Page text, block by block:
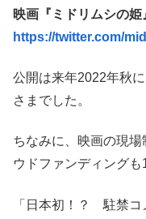
映画『ミドリムシの姫
https://twitter.com/
公開は来年2022年秋
さまでした。
ちなみに、映画の現
ウドファンディングも
「日本初！？ 駐禁コ